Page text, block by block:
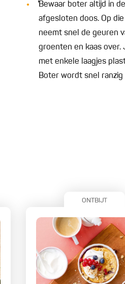
̓̓Bewaar boter altijd in
afgesloten doos. Op
neemt snel de geuren
groenten en kaas over.
met enkele laagjes
Boter wordt snel
ONTBIJT